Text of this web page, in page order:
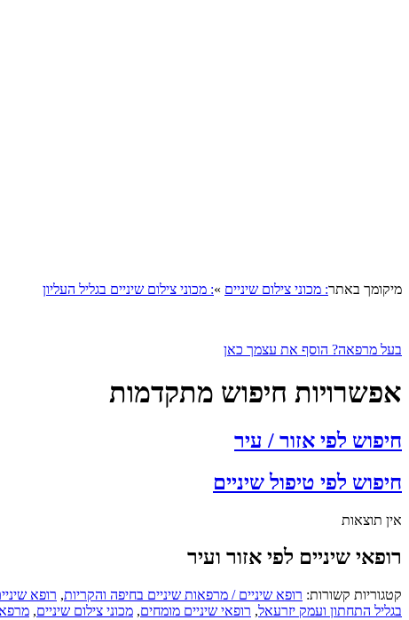
מיקומך באתר: מכוני צילום שיניים »: מכוני צילום שיניים בגליל העליון
בעל מרפאה? הוסף את עצמך כאן
אפשרויות חיפוש מתקדמות
חיפוש לפי אזור / עיר
חיפוש לפי טיפול שיניים
אין תוצאות
רופאי שיניים לפי אזור ועיר
קטגוריות קשורות: רופא שיניים / מרפאות שיניים בחיפה והקריות, רופא
בגליל התחתון ועמק יזרעאל, רופאי שיניים מומחים, מכוני צילום שיניים,